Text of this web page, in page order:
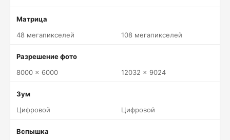
Матрица
48 мегапикселей
108 мегапикселей
Разрешение фото
8000 x 6000
12032 x 9024
Зум
Цифровой
Цифровой
Вспышка